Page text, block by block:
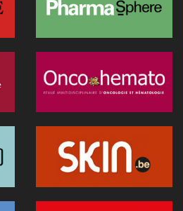
en cathétérisme
l'IA en consultation